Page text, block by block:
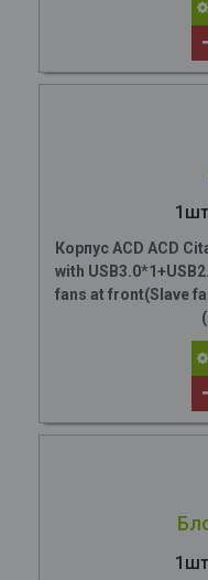
Корпус ACD ACD
with
fans at front(Slave